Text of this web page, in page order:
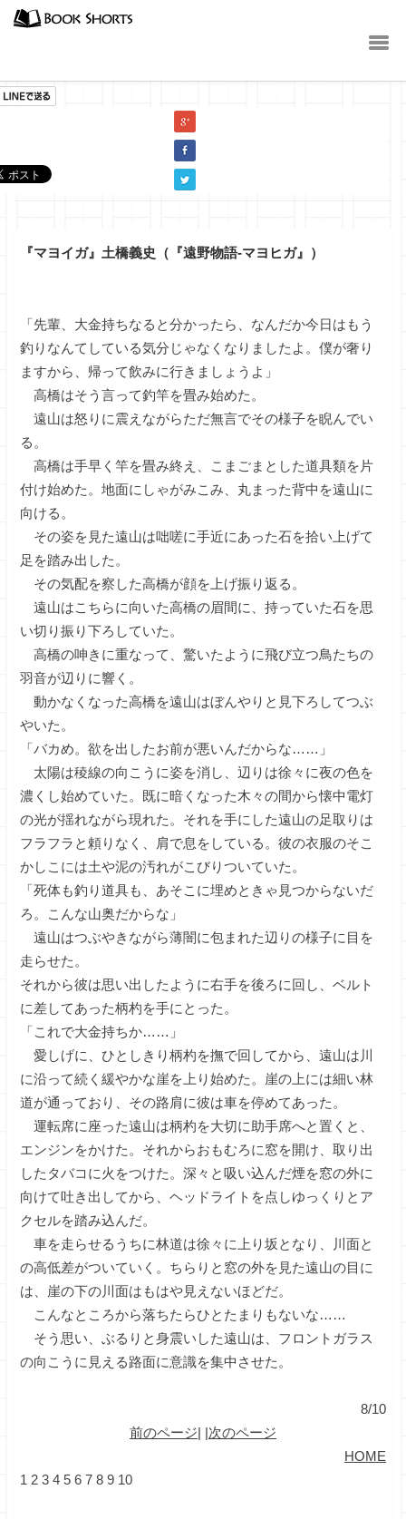
『マヨイガ』土橋義史（『遠野物語-マヨヒガ』）
「先輩、大金持ちなると分かったら、なんだか今日はもう
釣りなんてしている気分じゃなくなりましたよ。僕が奢り
ますから、帰って飲みに行きましょうよ」
高橋はそう言って釣竿を畳み始めた。
遠山は怒りに震えながらただ無言でその様子を睨んでい
る。
高橋は手早く竿を畳み終え、こまごまとした道具類を片
付け始めた。地面にしゃがみこみ、丸まった背中を遠山に
向ける。
その姿を見た遠山は咄嗟に手近にあった石を拾い上げて
足を踏み出した。
その気配を察した高橋が顔を上げ振り返る。
遠山はこちらに向いた高橋の眉間に、持っていた石を思
い切り振り下ろしていた。
高橋の呻きに重なって、驚いたように飛び立つ鳥たちの
羽音が辺りに響く。
動かなくなった高橋を遠山はぼんやりと見下ろしてつぶ
やいた。
「バカめ。欲を出したお前が悪いんだからな……」
太陽は稜線の向こうに姿を消し、辺りは徐々に夜の色を
濃くし始めていた。既に暗くなった木々の間から懐中電灯
の光が揺れながら現れた。それを手にした遠山の足取りは
フラフラと頼りなく、肩で息をしている。彼の衣服のそこ
かしこには土や泥の汚れがこびりついていた。
「死体も釣り道具も、あそこに埋めときゃ見つからないだ
ろ。こんな山奥だからな」
遠山はつぶやきながら薄闇に包まれた辺りの様子に目を
走らせた。
それから彼は思い出したように右手を後ろに回し、ベルト
に差してあった柄杓を手にとった。
「これで大金持ちか……」
愛しげに、ひとしきり柄杓を撫で回してから、遠山は川
に沿って続く緩やかな崖を上り始めた。崖の上には細い林
道が通っており、その路肩に彼は車を停めてあった。
運転席に座った遠山は柄杓を大切に助手席へと置くと、
エンジンをかけた。それからおもむろに窓を開け、取り出
したタバコに火をつけた。深々と吸い込んだ煙を窓の外に
向けて吐き出してから、ヘッドライトを点しゆっくりとア
クセルを踏み込んだ。
車を走らせるうちに林道は徐々に上り坂となり、川面と
の高低差がついていく。ちらりと窓の外を見た遠山の目に
は、崖の下の川面はもはや見えないほどだ。
こんなところから落ちたらひとたまりもないな……
そう思い、ぶるりと身震いした遠山は、フロントガラス
の向こうに見える路面に意識を集中させた。
8/10
前のページ| |次のページ
HOME
1 2 3 4 5 6 7 8 9 10